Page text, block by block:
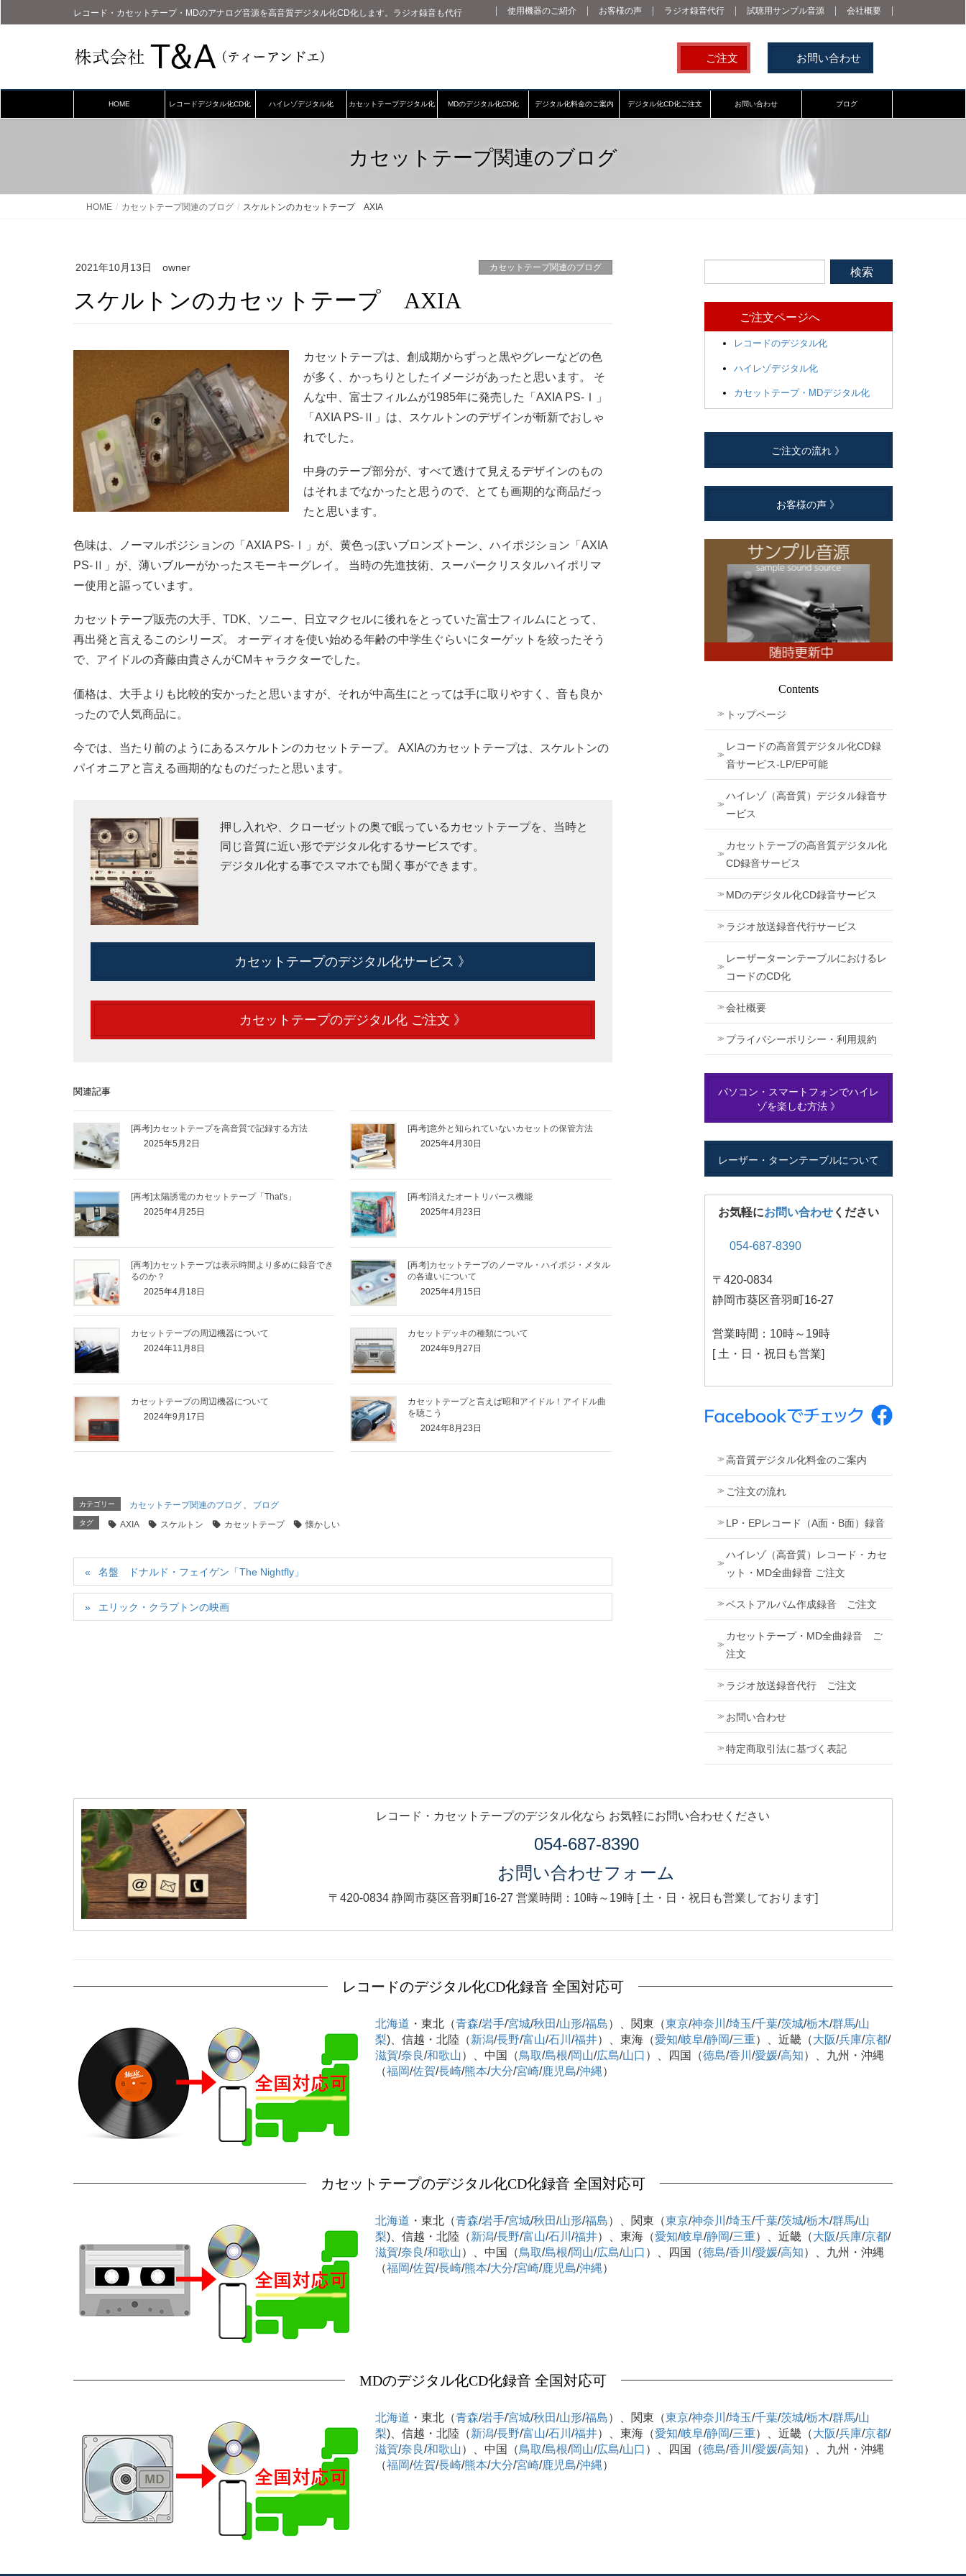
レコード・カセットテープ・MDのアナログ音源を高音質デジタル化CD化します。ラジオ録音も代行 使用機器のご紹介 お客様の声 ラジオ録音代行 試聴用サンプル音源 会社概要
ご注文 お問い合わせ
HOME レコードデジタル化CD化 ハイレゾデジタル化 カセットテープデジタル化 MDのデジタル化CD化 デジタル化料金のご案内 デジタル化CD化ご注文 お問い合わせ ブログ
カセットテープ関連のブログ
HOME カセットテープ関連のブログ スケルトンのカセットテープ AXIA
2021年10月13日 owner カセットテープ関連のブログ
スケルトンのカセットテープ AXIA
カセットテープは、創成期からずっと黒やグレーなどの色
が多く、かっちりとしたイメージがあったと思います。 そ
んな中、富士フィルムが1985年に発売した「AXIA PS-Ⅰ」
「AXIA PS-Ⅱ」は、スケルトンのデザインが斬新でおしゃ
れでした。
中身のテープ部分が、すべて透けて見えるデザインのもの
はそれまでなかったと思うので、とても画期的な商品だっ
たと思います。
色味は、ノーマルポジションの「AXIA PS-Ⅰ」が、黄色っぽいブロンズトーン、ハイポジション「AXIA
PS-Ⅱ」が、薄いブルーがかったスモーキーグレイ。 当時の先進技術、スーパークリスタルハイポリマ
ー使用と謳っています。
カセットテープ販売の大手、TDK、ソニー、日立マクセルに後れをとっていた富士フィルムにとって、
再出発と言えるこのシリーズ。 オーディオを使い始める年齢の中学生ぐらいにターゲットを絞ったそう
で、アイドルの斉藤由貴さんがCMキャラクターでした。
価格は、大手よりも比較的安かったと思いますが、それが中高生にとっては手に取りやすく、音も良か
ったので人気商品に。
今では、当たり前のようにあるスケルトンのカセットテープ。 AXIAのカセットテープは、スケルトンの
パイオニアと言える画期的なものだったと思います。
押し入れや、クローゼットの奥で眠っているカセットテープを、当時と
同じ音質に近い形でデジタル化するサービスです。
デジタル化する事でスマホでも聞く事ができます。
カセットテープのデジタル化サービス 》
カセットテープのデジタル化 ご注文 》
関連記事
[再考]カセットテープを高音質で記録する方法
2025年5月2日
[再考]意外と知られていないカセットの保管方法
2025年4月30日
[再考]太陽誘電のカセットテープ「That's」
2025年4月25日
[再考]消えたオートリバース機能
2025年4月23日
[再考]カセットテープは表示時間より多めに録音でき
るのか？
2025年4月18日
[再考]カセットテープのノーマル・ハイポジ・メタル
の各違いについて
2025年4月15日
カセットテープの周辺機器について
2024年11月8日
カセットデッキの種類について
2024年9月27日
カセットテープの周辺機器について
2024年9月17日
カセットテープと言えば昭和アイドル！アイドル曲
を聴こう
2024年8月23日
カテゴリー カセットテープ関連のブログ 、 ブログ
タグ AXIA スケルトン カセットテープ 懐かしい
名盤 ドナルド・フェイゲン「The Nightfly」
エリック・クラプトンの映画
ご注文ページへ
レコードのデジタル化
ハイレゾデジタル化
カセットテープ・MDデジタル化
ご注文の流れ 》
お客様の声 》
Contents
トップページ
レコードの高音質デジタル化CD録
音サービス-LP/EP可能
ハイレゾ（高音質）デジタル録音サ
ービス
カセットテープの高音質デジタル化
CD録音サービス
MDのデジタル化CD録音サービス
ラジオ放送録音代行サービス
レーザーターンテーブルにおけるレ
コードのCD化
会社概要
プライバシーポリシー・利用規約
パソコン・スマートフォンでハイレ
ゾを楽しむ方法 》
レーザー・ターンテーブルについて
お気軽にお問い合わせください
054-687-8390
〒420-0834
静岡市葵区音羽町16-27
営業時間：10時～19時
[ 土・日・祝日も営業]
高音質デジタル化料金のご案内
ご注文の流れ
LP・EPレコード（A面・B面）録音
ハイレゾ（高音質）レコード・カセ
ット・MD全曲録音 ご注文
ベストアルバム作成録音 ご注文
カセットテープ・MD全曲録音 ご
注文
ラジオ放送録音代行 ご注文
お問い合わせ
特定商取引法に基づく表記
レコード・カセットテープのデジタル化なら お気軽にお問い合わせください
054-687-8390
お問い合わせフォーム
〒420-0834 静岡市葵区音羽町16-27 営業時間：10時～19時 [ 土・日・祝日も営業しております]
レコードのデジタル化CD化録音 全国対応可
北海道 ・東北（青森/岩手/宮城/秋田/山形/福島）、関東（東京/神奈川 /埼玉/千葉/茨城/栃木/群馬/山
梨)、信越・北陸（新潟/長野/富山/石川 /福井）、東海（愛知/岐阜/静岡/三重）、近畿（大阪/兵庫/京都/
滋賀/奈良/和歌山）、中国（鳥取/島根/岡山/広島/山口 ）、四国（徳島/香川 /愛媛/高知）、九州・沖縄
（福岡/佐賀/長崎/熊本/大分/宮崎/鹿児島/沖縄）
カセットテープのデジタル化CD化録音 全国対応可
北海道 ・東北（青森/岩手/宮城/秋田/山形/福島）、関東（東京/神奈川 /埼玉/千葉/茨城/栃木/群馬/山
梨)、信越・北陸（新潟/長野/富山/石川 /福井）、東海（愛知/岐阜/静岡/三重）、近畿（大阪/兵庫/京都/
滋賀/奈良/和歌山）、中国（鳥取/島根/岡山/広島/山口 ）、四国（徳島/香川 /愛媛/高知）、九州・沖縄
（福岡/佐賀/長崎/熊本/大分/宮崎/鹿児島/沖縄）
MDのデジタル化CD化録音 全国対応可
北海道 ・東北（青森/岩手/宮城/秋田/山形/福島）、関東（東京/神奈川 /埼玉/千葉/茨城/栃木/群馬/山
梨)、信越・北陸（新潟/長野/富山/石川 /福井）、東海（愛知/岐阜/静岡/三重）、近畿（大阪/兵庫/京都/
滋賀/奈良/和歌山）、中国（鳥取/島根/岡山/広島/山口 ）、四国（徳島/香川 /愛媛/高知）、九州・沖縄
（福岡/佐賀/長崎/熊本/大分/宮崎/鹿児島/沖縄）